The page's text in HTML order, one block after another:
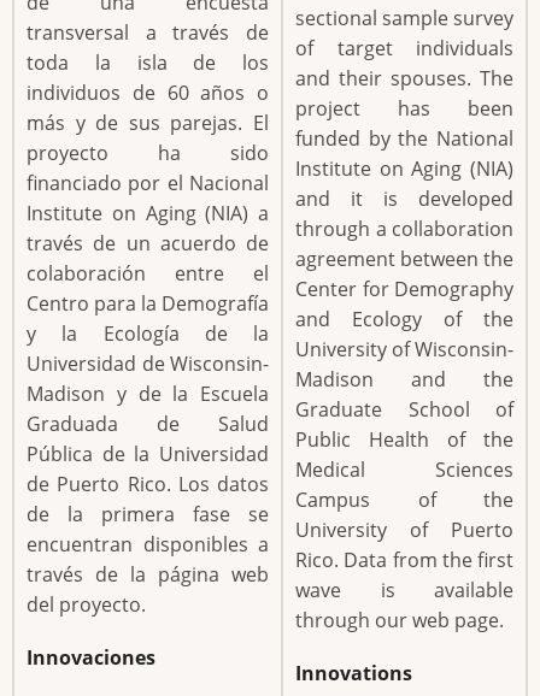
transversal a través de
toda la isla de los
individuos de 60 años o
más y de sus parejas. El
proyecto ha sido
financiado por el Nacional
Institute on Aging (NIA) a
través de un acuerdo de
colaboración entre el
Centro para la Demografía
y la Ecología de la
Universidad de Wisconsin-
Madison y de la Escuela
Graduada de Salud
Pública de la Universidad
de Puerto Rico. Los datos
de la primera fase se
encuentran disponibles a
través de la página web
del proyecto.
Innovaciones
sectional sample survey
of target individuals
and their spouses. The
project has been
funded by the National
Institute on Aging (NIA)
and it is developed
through a collaboration
agreement between the
Center for Demography
and Ecology of the
University of Wisconsin-
Madison and the
Graduate School of
Public Health of the
Medical Sciences
Campus of the
University of Puerto
Rico. Data from the first
wave is available
through our web page.
Innovations